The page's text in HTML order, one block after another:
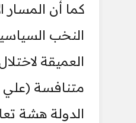
كما أن
النخب
العميقة
متنافسة (علي
الدولة هشة